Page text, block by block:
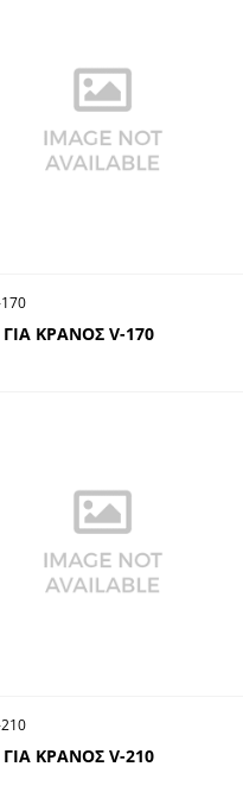
ΓΙΑ ΚΡΑΝΟΣ V-170
ΓΙΑ ΚΡΑΝΟΣ V-210